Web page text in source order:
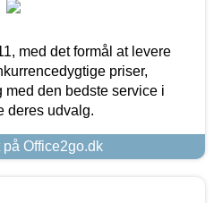
med det formål at levere
priser,
med den bedste service i
deres udvalg.
Office2go.dk